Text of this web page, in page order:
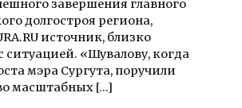
завершения главного
долгостроя региона,
источник, близко
ситуацией. «Шувалову, когда
мэра Сургута, поручили
масштабных […]